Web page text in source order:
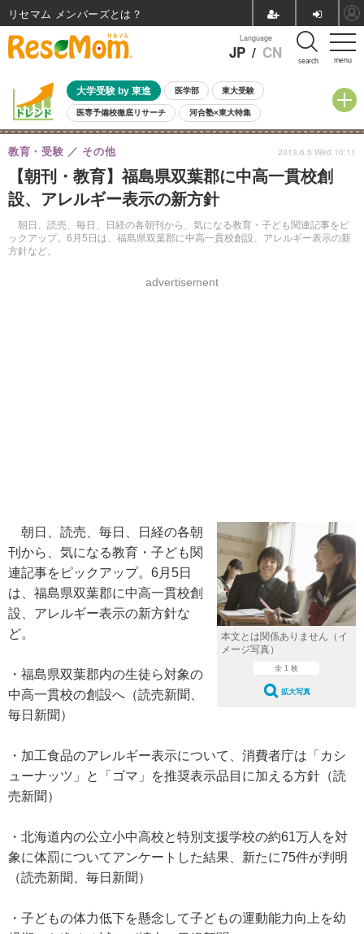
menu
Language
JP / CN search
大学受験 by 東進 医学部 東大受験
医専予備校徹底リサーチ 河合塾×東大特集
親子で考える大学選び 高校受験 中学受験 小学校受験
共通テスト 夏休み
8月開催イベント・WS 全国公立高校 過去問 人気記事
自由研究教材（小学生向け） 自由研究教材（中学生向け）
【朝刊・教育】福島県双葉郡に中高一貫校創
設、アレルギー表示の新方針
朝日、読売、毎日、日経の各朝刊から、気になる教育・子ども関連記事をピ
ックアップ。6月5日は、福島県双葉郡に中高一貫校創設、アレルギー表示の新
方針など。
教育・受験 その他
advertisement
2013.6.5 Wed 10:11
本文とは関係ありません（イ
メージ写真）
全 1 枚
拡大写真
朝日、読売、毎日、日経の各朝
刊から、気になる教育・子ども関
連記事をピックアップ。6月5日
は、福島県双葉郡に中高一貫校創
設、アレルギー表示の新方針な
ど。
・福島県双葉郡内の生徒ら対象の
中高一貫校の創設へ（読売新聞、
毎日新聞）
・加工食品のアレルギー表示について、消費者庁は「カシ
ューナッツ」と「ゴマ」を推奨表示品目に加える方針（読
売新聞）
・北海道内の公立小中高校と特別支援学校の約61万人を対
象に体罰についてアンケートした結果、新たに75件が判明
（読売新聞、毎日新聞）
・子どもの体力低下を懸念して子どもの運動能力向上を幼
リセマム メンバーズ